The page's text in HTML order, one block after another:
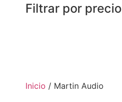
Filtrar por precio
Inicio / Martin Audio